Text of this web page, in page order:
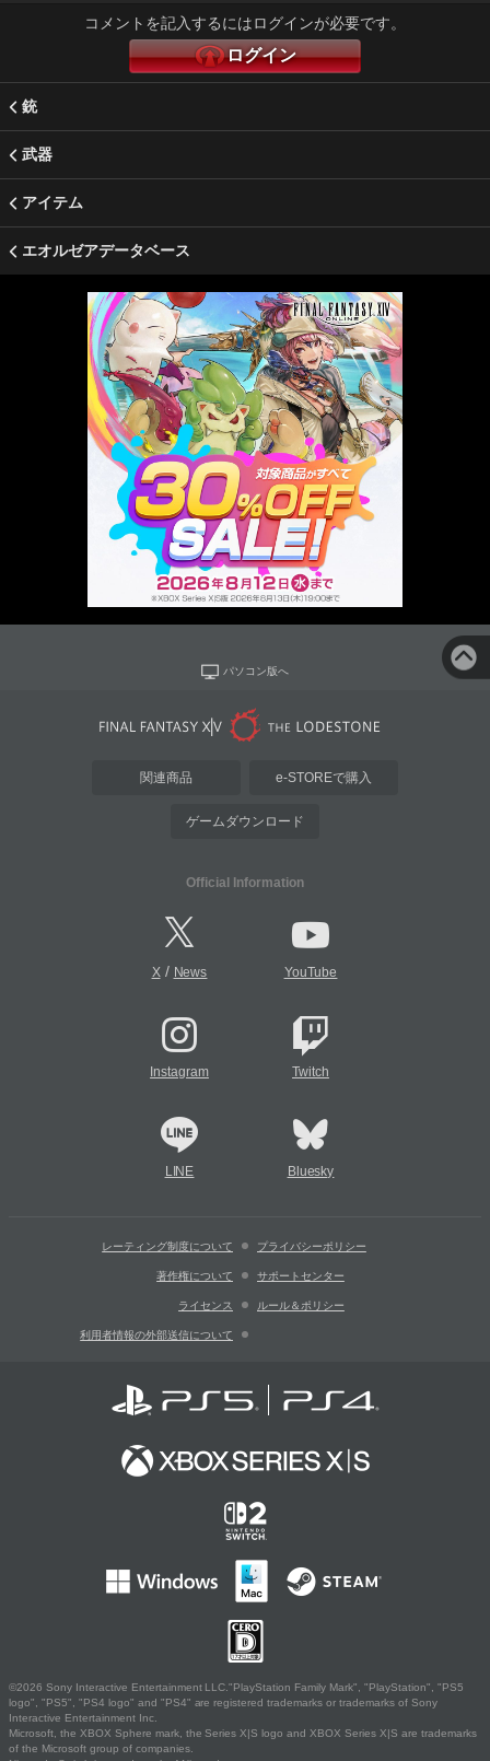
コメントを記入するにはログインが必要です。
ログイン
銃
武器
アイテム
エオルゼアデータベース
パソコン版へ
関連商品 e-STOREで購入
ゲームダウンロード
Official Information
X/ News YouTube
Instagram Twitch
LINE Bluesky
レーティング制度について プライバシーポリシー
著作権について サポートセンター
ライセンス ルール＆ポリシー
利用者情報の外部送信について
©2026 Sony Interactive Entertainment LLC."PlayStation Family Mark", "PlayStation", "PS5
logo", "PS5", "PS4 logo" and "PS4" are registered trademarks or trademarks of Sony
Interactive Entertainment Inc.
Microsoft, the XBOX Sphere mark, the Series X|S logo and XBOX Series X|S are trademarks
of the Microsoft group of companies.